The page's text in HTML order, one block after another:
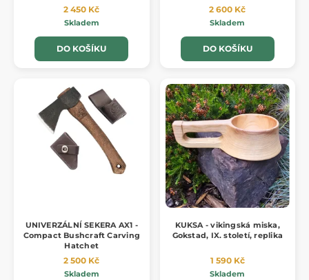
2 450 Kč
Skladem
DO KOŠÍKU
2 600 Kč
Skladem
DO KOŠÍKU
UNIVERZÁLNÍ SEKERA AX1 -
Compact Bushcraft Carving
Hatchet
2 500 Kč
Skladem
KUKSA - vikingská miska,
Gokstad, IX. století, replika
1 590 Kč
Skladem